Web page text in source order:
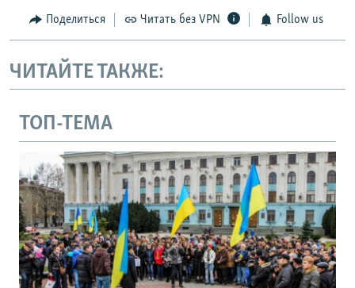
Поделиться Читать без VPN Follow us
ЧИТАЙТЕ ТАКЖЕ:
ТОП-ТЕМА